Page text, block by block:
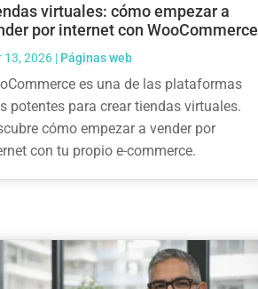
virtuales: cómo empezar a
por internet con WooCommerce
13, 2026| Páginas web
es una de las plataformas
potentes para crear tiendas virtuales.
cómo empezar a vender por
con tu propio e-commerce.